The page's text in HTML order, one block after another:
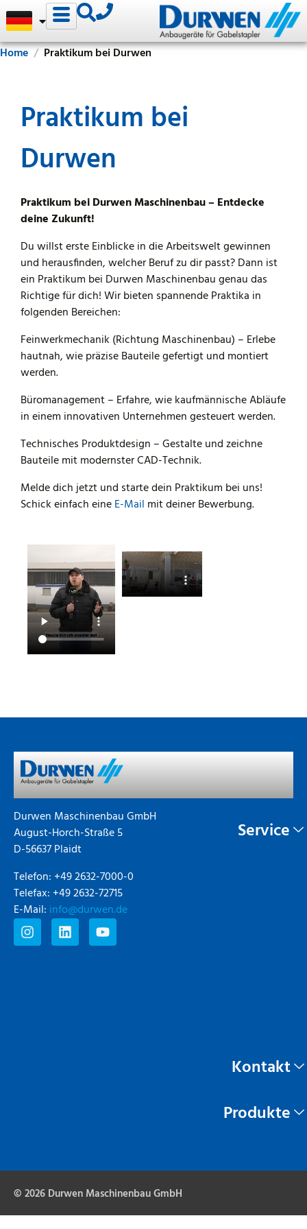
Home Praktikum bei Durwen​
Praktikum bei
Durwen
Praktikum bei Durwen Maschinenbau – Entdecke
deine Zukunft!
Du willst erste Einblicke in die Arbeitswelt gewinnen
und herausfinden, welcher Beruf zu dir passt? Dann ist
ein Praktikum bei Durwen Maschinenbau genau das
Richtige für dich! Wir bieten spannende Praktika in
folgenden Bereichen:
Feinwerkmechanik (Richtung Maschinenbau) – Erlebe
hautnah, wie präzise Bauteile gefertigt und montiert
werden.
Büromanagement – Erfahre, wie kaufmännische Abläufe
in einem innovativen Unternehmen gesteuert werden.
Technisches Produktdesign – Gestalte und zeichne
Bauteile mit modernster CAD-Technik.
Melde dich jetzt und starte dein Praktikum bei uns!
Schick einfach eineE-Mail mit deiner Bewerbung.
Durwen Maschinenbau GmbH
August-Horch-Straße 5
D-56637 Plaidt
Telefon: +49 2632-7000-0
Telefax: +49 2632-72715
E-Mail: info@durwen.de
Service
Kontakt
Produkte
© 2026 Durwen Maschinenbau GmbH